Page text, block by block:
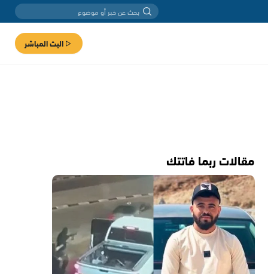
البث المباشر
مقالات ربما فاتتك